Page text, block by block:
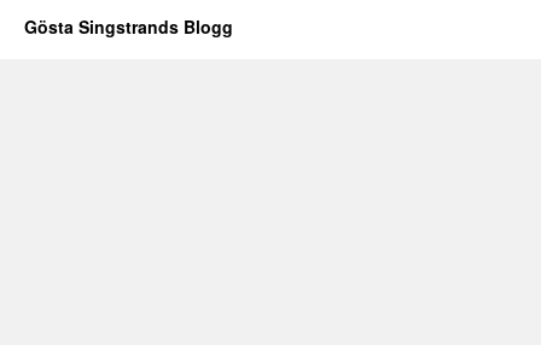
Gösta Singstrands Blogg